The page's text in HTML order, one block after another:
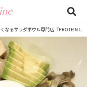
なるサラダボウル専門店『PROTEIN